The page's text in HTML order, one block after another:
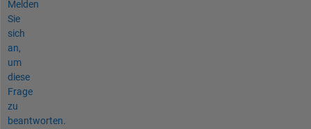
Melden
Sie
sich
an,
um
diese
Frage
zu
beantworten.